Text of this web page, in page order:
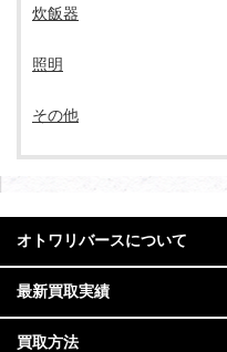
炊飯器
照明
その他
オトワリバースについて
最新買取実績
買取方法